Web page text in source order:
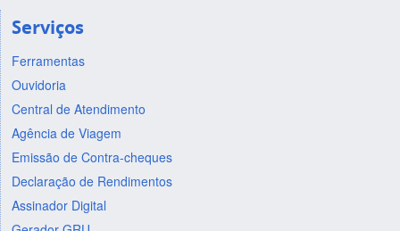
Serviços
Ferramentas
Ouvidoria
Central de Atendimento
Agência de Viagem
Emissão de Contra-cheques
Declaração de Rendimentos
Assinador Digital